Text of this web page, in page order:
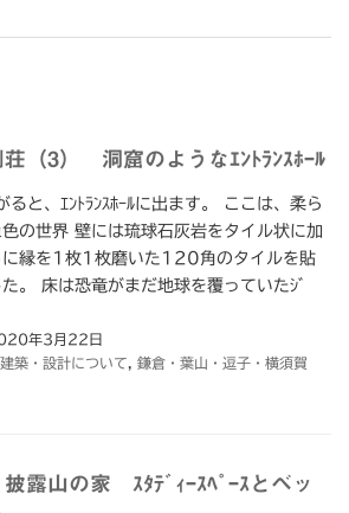
荘（3） 洞窟のようなｴﾝﾄﾗﾝｽﾎｰﾙ
ると、ｴﾝﾄﾗﾝｽﾎｰﾙに出ます。 ここは、柔ら
色の世界 壁には琉球石灰岩をタイル状に加
に縁を1枚1枚磨いた120角のタイルを貼
。 床は恐竜がまだ地球を覆っていたｼﾞ
年3月22日
建築・設計について
鎌倉・葉山・逗子・横須賀
露山の家 ｽﾀﾃﾞｨｰｽﾍﾟｰｽとベッ